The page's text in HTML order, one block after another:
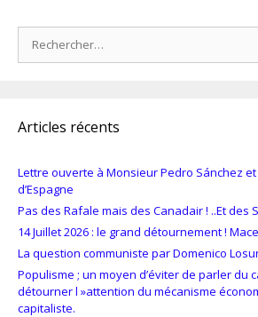
Articles récents
Lettre ouverte à Monsieur Pedro Sánchez
d’Espagne
Pas des Rafale mais des Canadair ! ..Et des
14 Juillet 2026 : le grand détournement !
La question communiste par Domenico
Populisme ; un moyen d’éviter de parler du
détourner l »attention du mécanisme
capitaliste.